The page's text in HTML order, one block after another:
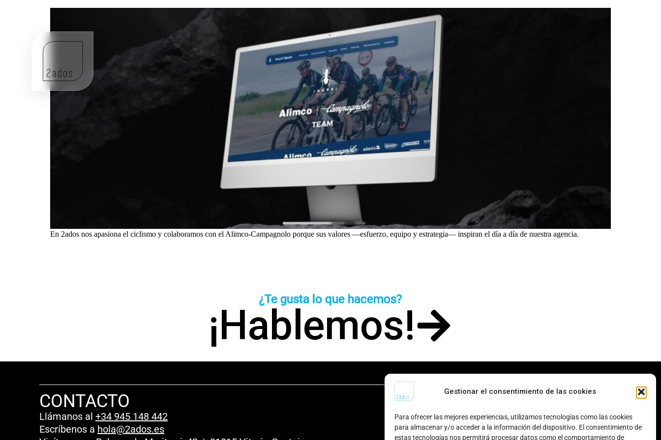
Gestionar el consentimiento de las cookies
Para ofrecer las mejores experiencias, utilizamos tecnologías como las cookies
para almacenar y/o acceder a la información del dispositivo. El consentimiento de
estas tecnologías nos permitirá procesar datos como el comportamiento de
En 2ados nos apasiona el ciclismo y colaboramos con el Alimco-Campagnolo porque sus valores —esfuerzo, equipo y estrategia— inspiran el día a día de nuestra agencia.
¿Te gusta lo que hacemos?
¡Hablemos!
CONTACTO
Llámanos al +34 945 148 442
Escríbenos a hola@2ados.es